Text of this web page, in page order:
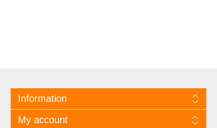
Information
My account